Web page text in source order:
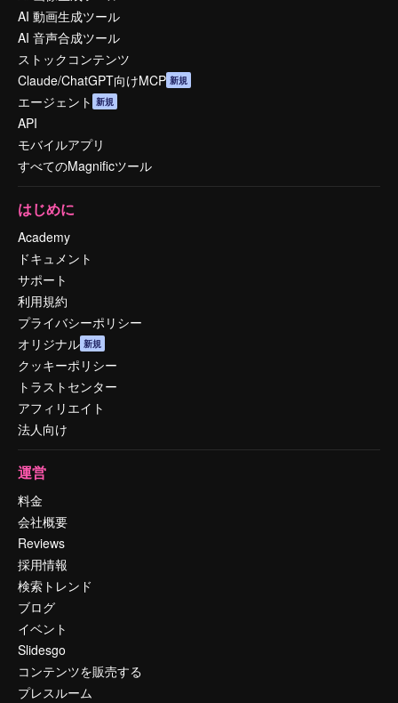
AI 動画生成ツール
AI 音声合成ツール
ストックコンテンツ
Claude/ChatGPT向けMCP 新規
エージェント 新規
API
モバイルアプリ
すべてのMagnificツール
はじめに
Academy
ドキュメント
サポート
利用規約
プライバシーポリシー
オリジナル 新規
クッキーポリシー
トラストセンター
アフィリエイト
法人向け
運営
料金
会社概要
Reviews
採用情報
検索トレンド
ブログ
イベント
Slidesgo
コンテンツを販売する
プレスルーム